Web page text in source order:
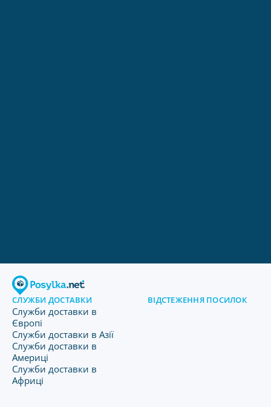
СЛУЖБИ ДОСТАВКИ
Служби доставки в
Європі
Служби доставки в Азії
Служби доставки в
Америці
Служби доставки в
Африці
ВІДСТЕЖЕННЯ ПОСИЛОК